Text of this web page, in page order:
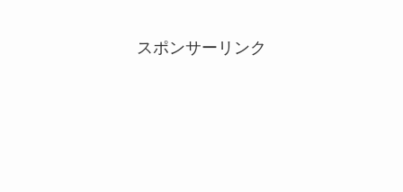
スポンサーリンク